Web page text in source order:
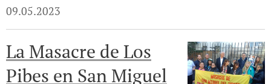
09.05.2023
La Masacre de Los
Pibes en San Miguel